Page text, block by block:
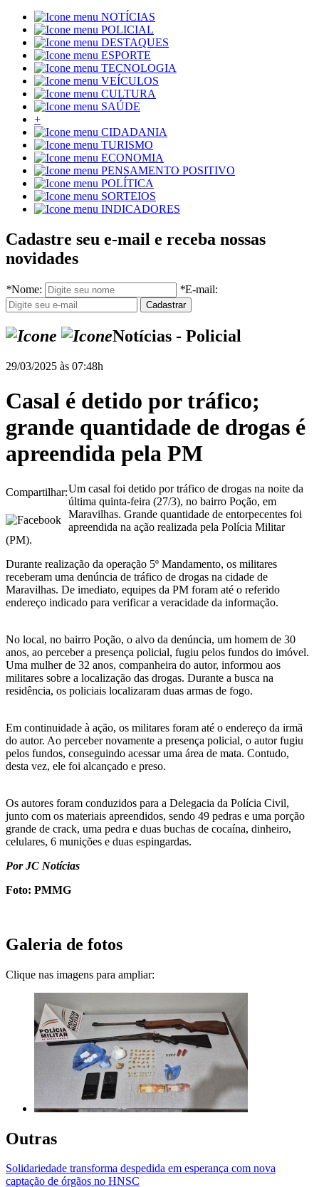
NOTÍCIAS
POLICIAL
DESTAQUES
ESPORTE
TECNOLOGIA
VEÍCULOS
CULTURA
SAÚDE
+
CIDADANIA
TURISMO
ECONOMIA
PENSAMENTO POSITIVO
POLÍTICA
SORTEIOS
INDICADORES
Cadastre seu e-mail e receba nossas
novidades
*Nome: *E-mail:
Notícias - Policial
29/03/2025 às 07:48h
Casal é detido por tráfico;
grande quantidade de drogas é
apreendida pela PM
Compartilhar:Um casal foi detido por tráfico de drogas na noite da
última quinta-feira (27/3), no bairro Poção, em
Maravilhas. Grande quantidade de entorpecentes foi
apreendida na ação realizada pela Polícia Militar
(PM).
Durante realização da operação 5º Mandamento, os militares
receberam uma denúncia de tráfico de drogas na cidade de
Maravilhas. De imediato, equipes da PM foram até o referido
endereço indicado para verificar a veracidade da informação.
No local, no bairro Poção, o alvo da denúncia, um homem de 30
anos, ao perceber a presença policial, fugiu pelos fundos do imóvel.
Uma mulher de 32 anos, companheira do autor, informou aos
militares sobre a localização das drogas. Durante a busca na
residência, os policiais localizaram duas armas de fogo.
Em continuidade à ação, os militares foram até o endereço da irmã
do autor. Ao perceber novamente a presença policial, o autor fugiu
pelos fundos, conseguindo acessar uma área de mata. Contudo,
desta vez, ele foi alcançado e preso.
Os autores foram conduzidos para a Delegacia da Polícia Civil,
junto com os materiais apreendidos, sendo 49 pedras e uma porção
grande de crack, uma pedra e duas buchas de cocaína, dinheiro,
celulares, 6 munições e duas espingardas.
Por JC Notícias
Foto: PMMG
Galeria de fotos
Clique nas imagens para ampliar:
Outras
Solidariedade transforma despedida em esperança com nova
captação de órgãos no HNSC